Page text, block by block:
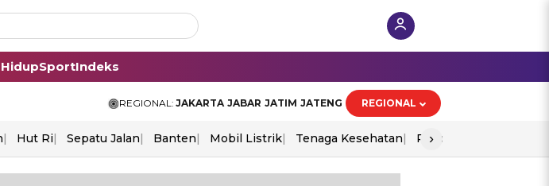
SportIndeks
REGIONAL: JAKARTA JABAR JATIM JATENG REGIONAL
Hut Ri Sepatu Jalan Banten Mobil Listrik Tenaga Kesehatan Piala Aff 2026
›